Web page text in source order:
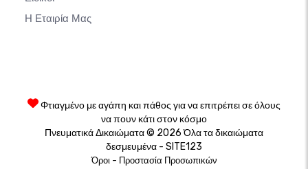
Η Εταιρία Μας
Φτιαγμένο με αγάπη και πάθος για να επιτρέπει σε όλους
να πουν κάτι στον κόσμο
Πνευματικά Δικαιώματα © 2026 Όλα τα δικαιώματα
δεσμευμένα - SITE123
Όροι- Προστασία Προσωπικών